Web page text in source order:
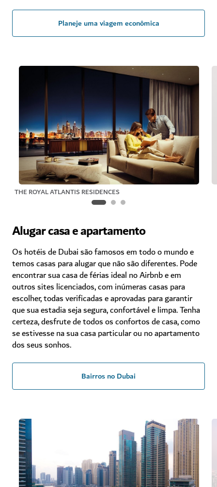
Planeje uma viagem econômica
THE ROYAL ATLANTIS RESIDENCES
Alugar casa e apartamento
Os hotéis de Dubai são famosos em todo o mundo e
temos casas para alugar que não são diferentes. Pode
encontrar sua casa de férias ideal no Airbnb e em
outros sites licenciados, com inúmeras casas para
escolher, todas verificadas e aprovadas para garantir
que sua estadia seja segura, confortável e limpa. Tenha
certeza, desfrute de todos os confortos de casa, como
se estivesse na sua casa particular ou no apartamento
dos seus sonhos.
Bairros no Dubai